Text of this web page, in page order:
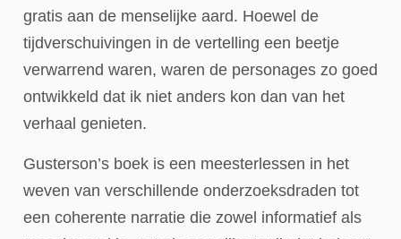
gratis aan de menselijke aard. Hoewel de
tijdverschuivingen in de vertelling een beetje
verwarrend waren, waren de personages zo goed
ontwikkeld dat ik niet anders kon dan van het
verhaal genieten.
Gusterson’s boek is een meesterlessen in het
weven van verschillende onderzoeksdraden tot
een coherente narratie die zowel informatief als